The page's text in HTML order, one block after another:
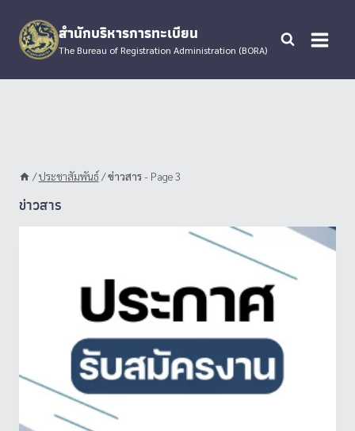
content
สำนักบริหารการทะเบียน
The Bureau of Registration Administration (BORA)
/ประชาสัมพันธ์/ข่าวสาร- Page 3
ข่าวสาร